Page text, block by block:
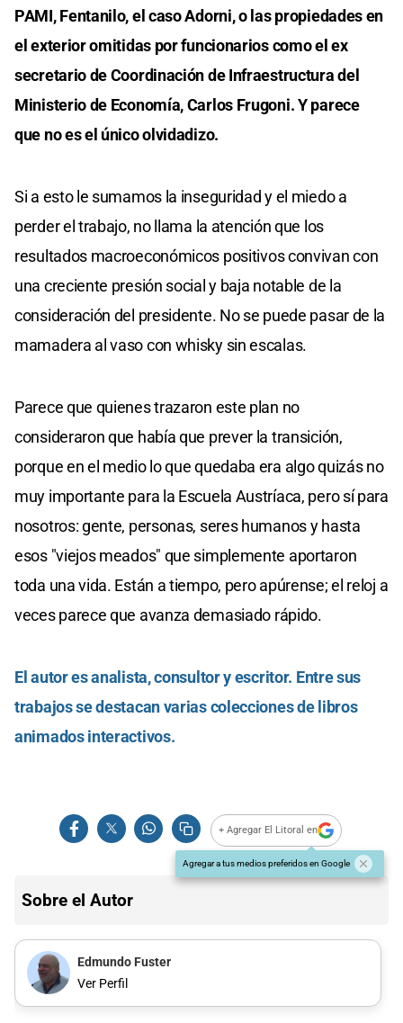
PAMI, Fentanilo, el caso Adorni, o las propiedades en
el exterior omitidas por funcionarios como el ex
secretario de Coordinación de Infraestructura del
Ministerio de Economía, Carlos Frugoni. Y parece
que no es el único olvidadizo.
Si a esto le sumamos la inseguridad y el miedo a
perder el trabajo, no llama la atención que los
resultados macroeconómicos positivos convivan con
una creciente presión social y baja notable de la
consideración del presidente. No se puede pasar de la
mamadera al vaso con whisky sin escalas.
Parece que quienes trazaron este plan no
consideraron que había que prever la transición,
porque en el medio lo que quedaba era algo quizás no
muy importante para la Escuela Austríaca, pero sí para
nosotros: gente, personas, seres humanos y hasta
esos "viejos meados" que simplemente aportaron
toda una vida. Están a tiempo, pero apúrense; el reloj a
veces parece que avanza demasiado rápido.
El autor es analista, consultor y escritor. Entre sus
trabajos se destacan varias colecciones de libros
animados interactivos.
+ Agregar El Litoral en
Agregar a tus medios preferidos en Google
Sobre el Autor
Edmundo Fuster
Ver Perfil